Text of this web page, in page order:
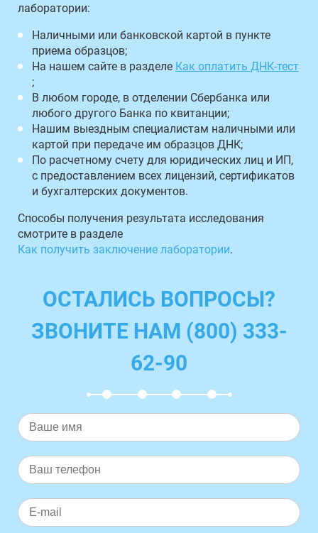
лаборатории:
Наличными или банковской картой в пункте
приема образцов;
На нашем сайте в разделе Как оплатить ДНК-тест
;
В любом городе, в отделении Сбербанка или
любого другого Банка по квитанции;
Нашим выездным специалистам наличными или
картой при передаче им образцов ДНК;
По расчетному счету для юридических лиц и ИП,
с предоставлением всех лицензий, сертификатов
и бухгалтерских документов.
Способы получения результата исследования
смотрите в разделе
Как получить заключение лаборатории.
ОСТАЛИСЬ ВОПРОСЫ?
ЗВОНИТЕ НАМ (800) 333-
62-90